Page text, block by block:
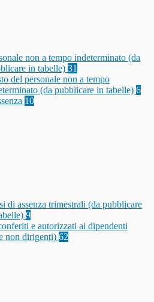
non a tempo indeterminato (da
in tabelle) 31
del personale non a tempo
(da pubblicare in tabelle) 6
10
di assenza trimestrali (da pubblicare
9
e autorizzati ai dipendenti
non dirigenti) 62